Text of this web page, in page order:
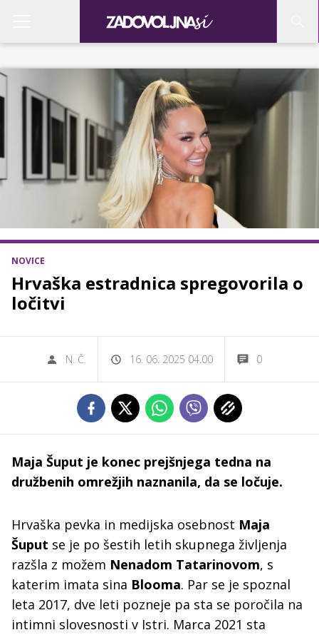
NOVICE
Hrvaška estradnica spregovorila o
ločitvi
N. Č. 16. 06. 2025 04.00 0
Maja Šuput je konec prejšnjega tedna na
družbenih omrežjih naznanila, da se ločuje.
Hrvaška pevka in medijska osebnost Maja
Šuput se je po šestih letih skupnega življenja
razšla z možem Nenadom Tatarinovom, s
katerim imata sina Blooma. Par se je spoznal
leta 2017, dve leti pozneje pa sta se poročila na
intimni slovesnosti v Istri. Marca 2021 sta